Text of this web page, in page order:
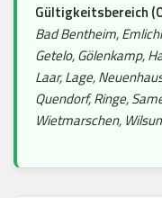
Gültigkeitsbereich
Bad Bentheim,
Getelo, Gölenkamp,
Laar, Lage,
Quendorf, Ringe,
Wietmarschen,